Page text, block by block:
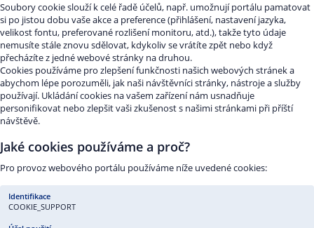
Soubory cookie slouží k celé řadě účelů, např. umožnují portálu pamatovat
si po jistou dobu vaše akce a preference (přihlášení, nastavení jazyka,
velikost fontu, preferované rozlišení monitoru, atd.), takže tyto údaje
nemusíte stále znovu sdělovat, kdykoliv se vrátíte zpět nebo když
přecházíte z jedné webové stránky na druhou.
Cookies používáme pro zlepšení funkčnosti našich webových stránek a
abychom lépe porozuměli, jak naši návštěvníci stránky, nástroje a služby
používají. Ukládání cookies na vašem zařízení nám usnadňuje
personifikovat nebo zlepšit vaši zkušenost s našimi stránkami při příští
návštěvě.
Jaké cookies používáme a proč?
Pro provoz webového portálu používáme níže uvedené cookies:
COOKIE_SUPPORT